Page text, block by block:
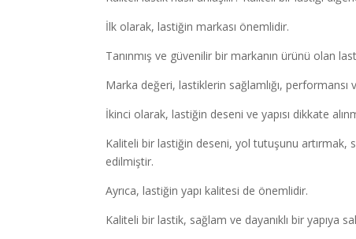
İlk olarak, lastiğin markası önemlidir.
Tanınmış ve güvenilir bir markanın ürünü olan
Marka değeri, lastiklerin sağlamlığı, performansı
İkinci olarak, lastiğin deseni ve yapısı dikkate
Kaliteli bir lastiğin deseni, yol tutuşunu
edilmiştir.
Ayrıca, lastiğin yapı kalitesi de önemlidir.
Kaliteli bir lastik, sağlam ve dayanıklı bir yapıya